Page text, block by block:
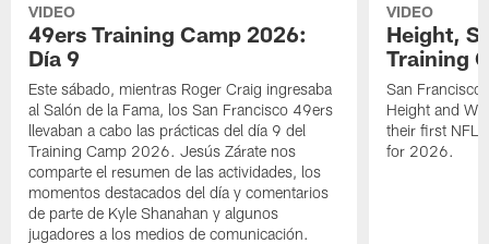
VIDEO
49ers Training Camp 2026:
Día 9
Este sábado, mientras Roger Craig ingresaba
al Salón de la Fama, los San Francisco 49ers
llevaban a cabo las prácticas del día 9 del
Training Camp 2026. Jesús Zárate nos
comparte el resumen de las actividades, los
momentos destacados del día y comentarios
de parte de Kyle Shanahan y algunos
jugadores a los medios de comunicación.
VIDEO
Height,
Training
San Francisco
Height and
their first NFL
for 2026.